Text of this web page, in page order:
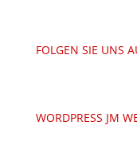
FOLGEN SIE UNS
WORDPRESS JM